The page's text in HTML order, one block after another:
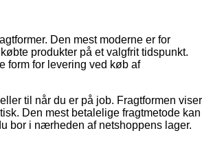
Den mest moderne er for
produkter på et valgfrit tidspunkt.
form for levering ved køb af
til når du er på job. Fragtformen viser
Den mest betalelige fragtmetode kan
bor i nærheden af netshoppens lager.